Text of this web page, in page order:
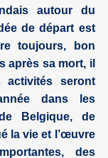
autour du
de départ est
toujours, bon
après sa mort, il
seront
dans les
Belgique, de
la vie et l’œuvre
des